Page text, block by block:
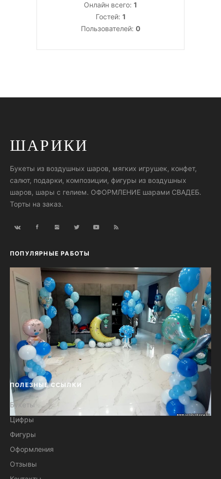
Онлайн всего: 1
Гостей: 1
Пользователей: 0
ШАРИКИ
Букеты из воздушных шаров, мягких игрушек, конфет,
салют, подарки, композиции, фигуры из воздушных
шаров, шары с гелием. ОФОРМЛЕНИЕ шарами СВАДЕБ.
Торты на заказ.
ПОПУЛЯРНЫЕ РАБОТЫ
Шарики для встречи из роддома
ПОЛЕЗНЫЕ ССЫЛКИ
Букеты
Цифры
Фигуры
Оформления
Отзывы